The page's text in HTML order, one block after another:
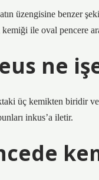
üzengisine benzer
kemiği ile oval pencere
ne
üç kemikten biridir
inkus’a iletir.